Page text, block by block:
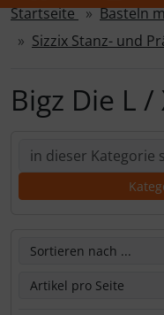
Sprungnavigation
Springe zur
Springe zum Inhalt
Springe zum Login-
Springe zum
Springe zu den
Startseite
Basteln
Sizzix Stanz- und
Bigz Die L /